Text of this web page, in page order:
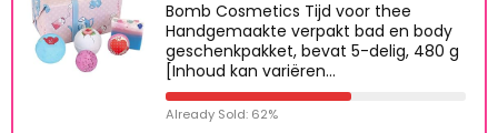
Bomb Cosmetics Tijd voor thee
Handgemaakte verpakt bad en body
geschenkpakket, bevat 5-delig, 480 g
[Inhoud kan variëren…
Already Sold: 62%